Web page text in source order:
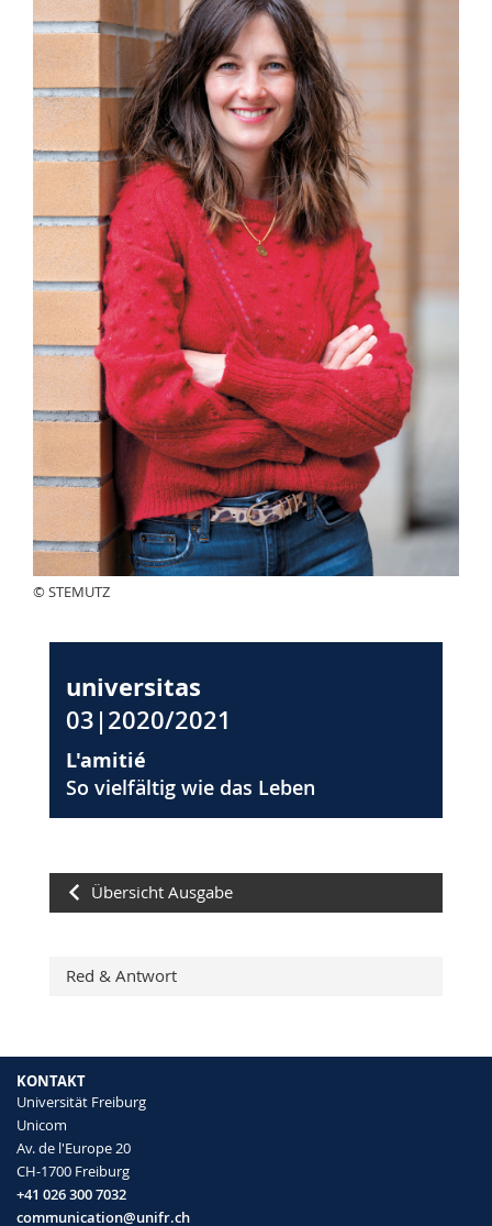
© STEMUTZ
universitas
03|2020/2021
L'amitié
So vielfältig wie das Leben
Übersicht Ausgabe
Red & Antwort
KONTAKT
Universität Freiburg
Unicom
Av. de l'Europe 20
CH-1700 Freiburg
+41 026 300 7032
communication@unifr.ch